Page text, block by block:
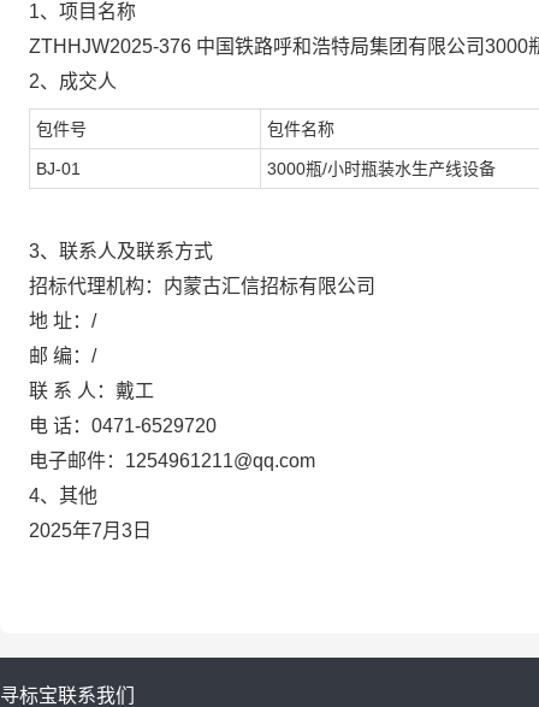
1、项目名称
ZTHHJW2025-376 中国铁路呼和浩特局集团有限公司3000
2、成交人
包件号 包件名称
BJ-01 3000瓶/小时瓶装水生产线设备
3、联系人及联系方式
招标代理机构：内蒙古汇信招标有限公司
地 址：/
邮 编：/
联 系 人：戴工
电 话：0471-6529720
电子邮件：1254961211@qq.com
4、其他
2025年7月3日
寻标宝联系我们